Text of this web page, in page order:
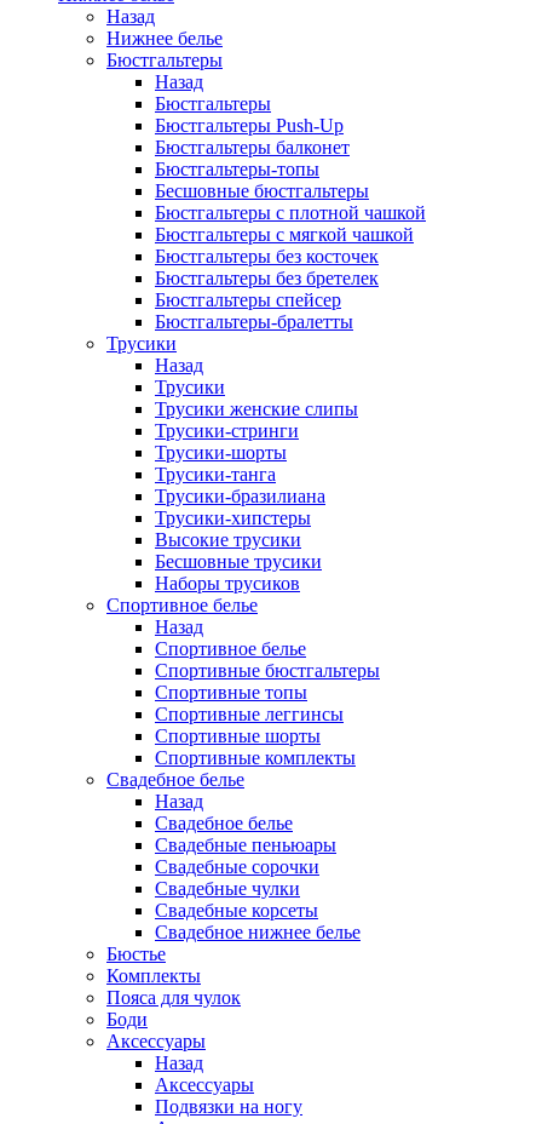
Назад
Нижнее белье
Бюстгальтеры
Назад
Бюстгальтеры
Бюстгальтеры Push-Up
Бюстгальтеры балконет
Бюстгальтеры-топы
Бесшовные бюстгальтеры
Бюстгальтеры с плотной чашкой
Бюстгальтеры с мягкой чашкой
Бюстгальтеры без косточек
Бюстгальтеры без бретелек
Бюстгальтеры спейсер
Бюстгальтеры-бралетты
Трусики
Назад
Трусики
Трусики женские слипы
Трусики-стринги
Трусики-шорты
Трусики-танга
Трусики-бразилиана
Трусики-хипстеры
Высокие трусики
Бесшовные трусики
Наборы трусиков
Спортивное белье
Назад
Спортивное белье
Спортивные бюстгальтеры
Спортивные топы
Спортивные леггинсы
Спортивные шорты
Спортивные комплекты
Свадебное белье
Назад
Свадебное белье
Свадебные пеньюары
Свадебные сорочки
Свадебные чулки
Свадебные корсеты
Свадебное нижнее белье
Бюстье
Комплекты
Пояса для чулок
Боди
Аксессуары
Назад
Аксессуары
Подвязки на ногу